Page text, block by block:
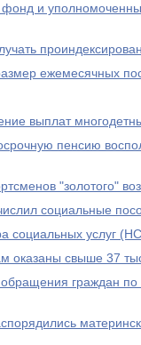
и
ежемесячных
выплат
пенсию
"золотого"
социальные
социальных услуг
оказаны свыше 37
граждан по